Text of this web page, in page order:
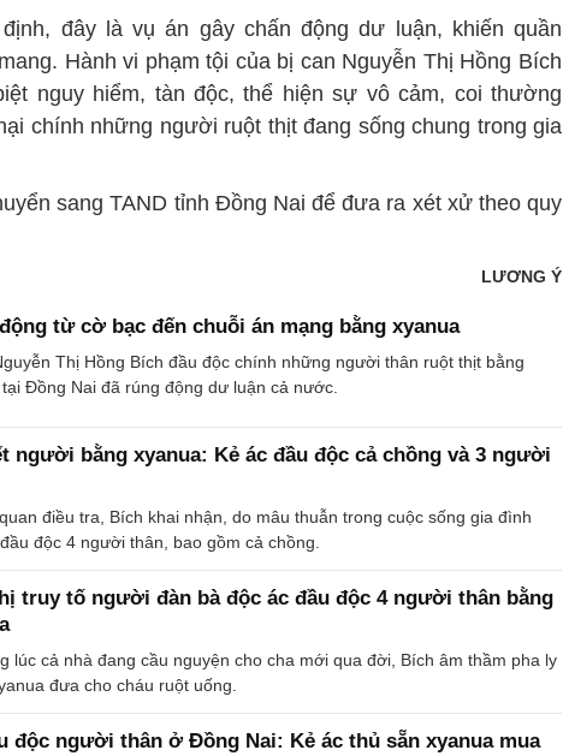
đây là vụ án gây chấn động dư luận, khiến quần
Hành vi phạm tội của bị can Nguyễn Thị Hồng Bích
nguy hiểm, tàn độc, thể hiện sự vô cảm, coi thường
chính những người ruột thịt đang sống chung trong gia
sang TAND tỉnh Đồng Nai để đưa ra xét xử theo quy
LƯƠNG Ý
từ cờ bạc đến chuỗi án mạng bằng xyanua
Thị Hồng Bích đầu độc chính những người thân ruột thịt bằng
Đồng Nai đã rúng động dư luận cả nước.
người bằng xyanua: Kẻ ác đầu độc cả chồng và 3 người
điều tra, Bích khai nhận, do mâu thuẫn trong cuộc sống gia đình
độc 4 người thân, bao gồm cả chồng.
truy tố người đàn bà độc ác đầu độc 4 người thân bằng
lúc cả nhà đang cầu nguyện cho cha mới qua đời, Bích âm thầm pha ly
đưa cho cháu ruột uống.
độc người thân ở Đồng Nai: Kẻ ác thủ sẵn xyanua mua